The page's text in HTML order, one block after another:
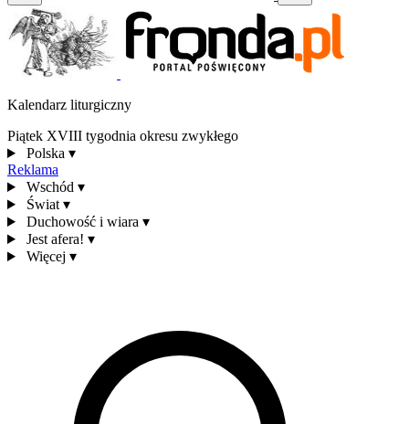
Kalendarz liturgiczny
Piątek XVIII tygodnia okresu zwykłego
Polska ▾
Reklama
Wschód ▾
Świat ▾
Duchowość i wiara ▾
Jest afera! ▾
Więcej ▾